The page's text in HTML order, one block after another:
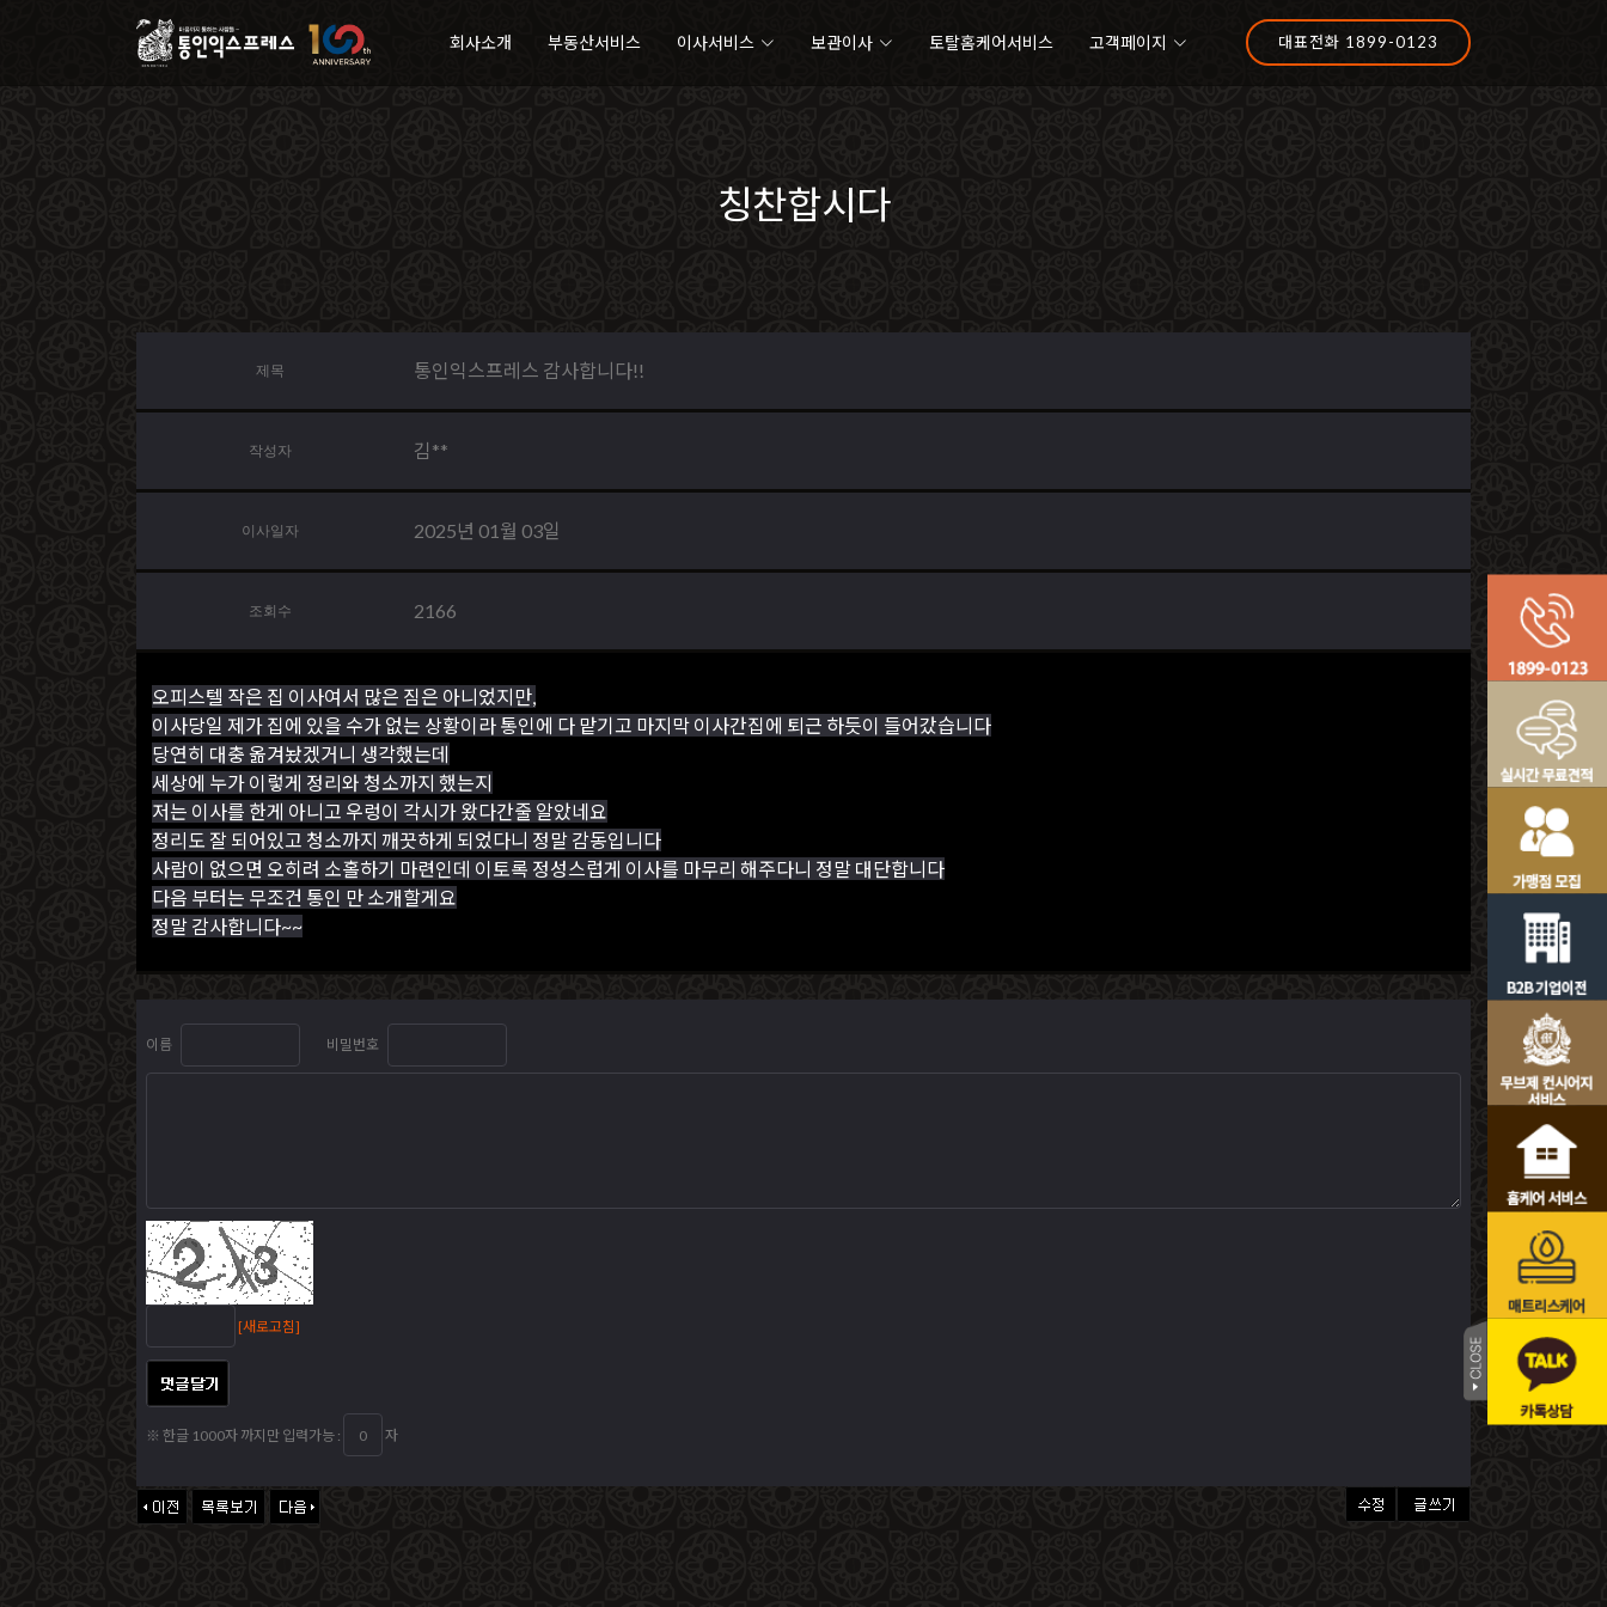
회사소개 부동산서비스 이사서비스 보관이사 토탈홈케어서비스 고객페이지 대표전화 1899-0123
칭찬합시다
제목 통인익스프레스 감사합니다!!
작성자 김**
이사일자 2025년 01월 03일
조회수 2166
오피스텔 작은 집 이사여서 많은 짐은 아니었지만,
이사당일 제가 집에 있을 수가 없는 상황이라 통인에 다 맡기고 마지막 이사간집에 퇴근 하듯이 들어갔습니다
당연히 대충 옮겨놨겠거니 생각했는데
세상에 누가 이렇게 정리와 청소까지 했는지
저는 이사를 한게 아니고 우렁이 각시가 왔다간줄 알았네요
정리도 잘 되어있고 청소까지 깨끗하게 되었다니 정말 감동입니다
사람이 없으면 오히려 소홀하기 마련인데 이토록 정성스럽게 이사를 마무리 해주다니 정말 대단합니다
다음 부터는 무조건 통인 만 소개할게요
정말 감사합니다~~
이름 비밀번호
[새로고침]
※ 한글 1000자 까지만 입력가능 : 자